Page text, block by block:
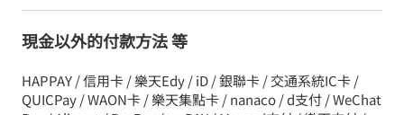
現金以外的付款方法 等
HAPPAY / 信用卡 / 樂天Edy / iD / 銀聯卡 / 交通系統IC卡 /
QUICPay / WAON卡 / 樂天集點卡 / nanaco / d支付 / WeChat